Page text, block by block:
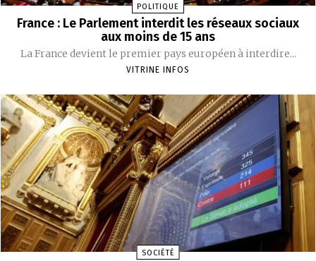
POLITIQUE
France : Le Parlement interdit les réseaux sociaux
aux moins de 15 ans
La France devient le premier pays européen à interdire...
VITRINE INFOS
SOCIÉTÉ